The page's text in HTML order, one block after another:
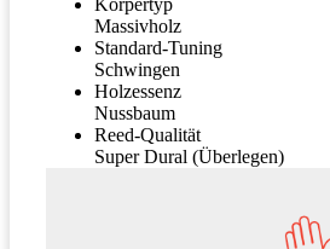
Körpertyp
Massivholz
Standard-Tuning
Schwingen
Holzessenz
Nussbaum
Reed-Qualität
Super Dural (Überlegen)